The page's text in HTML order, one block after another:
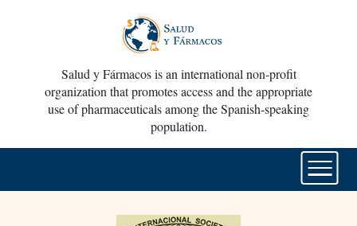
Salud y Fármacos is an international non-profit
organization that promotes access and the appropriate
use of pharmaceuticals among the Spanish-speaking
population.